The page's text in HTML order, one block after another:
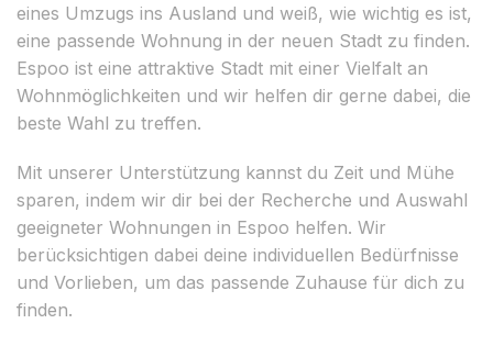
eines Umzugs ins Ausland und weiß, wie wichtig es ist,
eine passende Wohnung in der neuen Stadt zu finden.
Espoo ist eine attraktive Stadt mit einer Vielfalt an
Wohnmöglichkeiten und wir helfen dir gerne dabei, die
beste Wahl zu treffen.
Mit unserer Unterstützung kannst du Zeit und Mühe
sparen, indem wir dir bei der Recherche und Auswahl
geeigneter Wohnungen in Espoo helfen. Wir
berücksichtigen dabei deine individuellen Bedürfnisse
und Vorlieben, um das passende Zuhause für dich zu
finden.